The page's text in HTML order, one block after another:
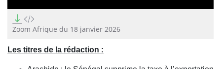
seconds
of
32
Zoom Afrique du 18 janvier 2026
Les titres de la rédaction :